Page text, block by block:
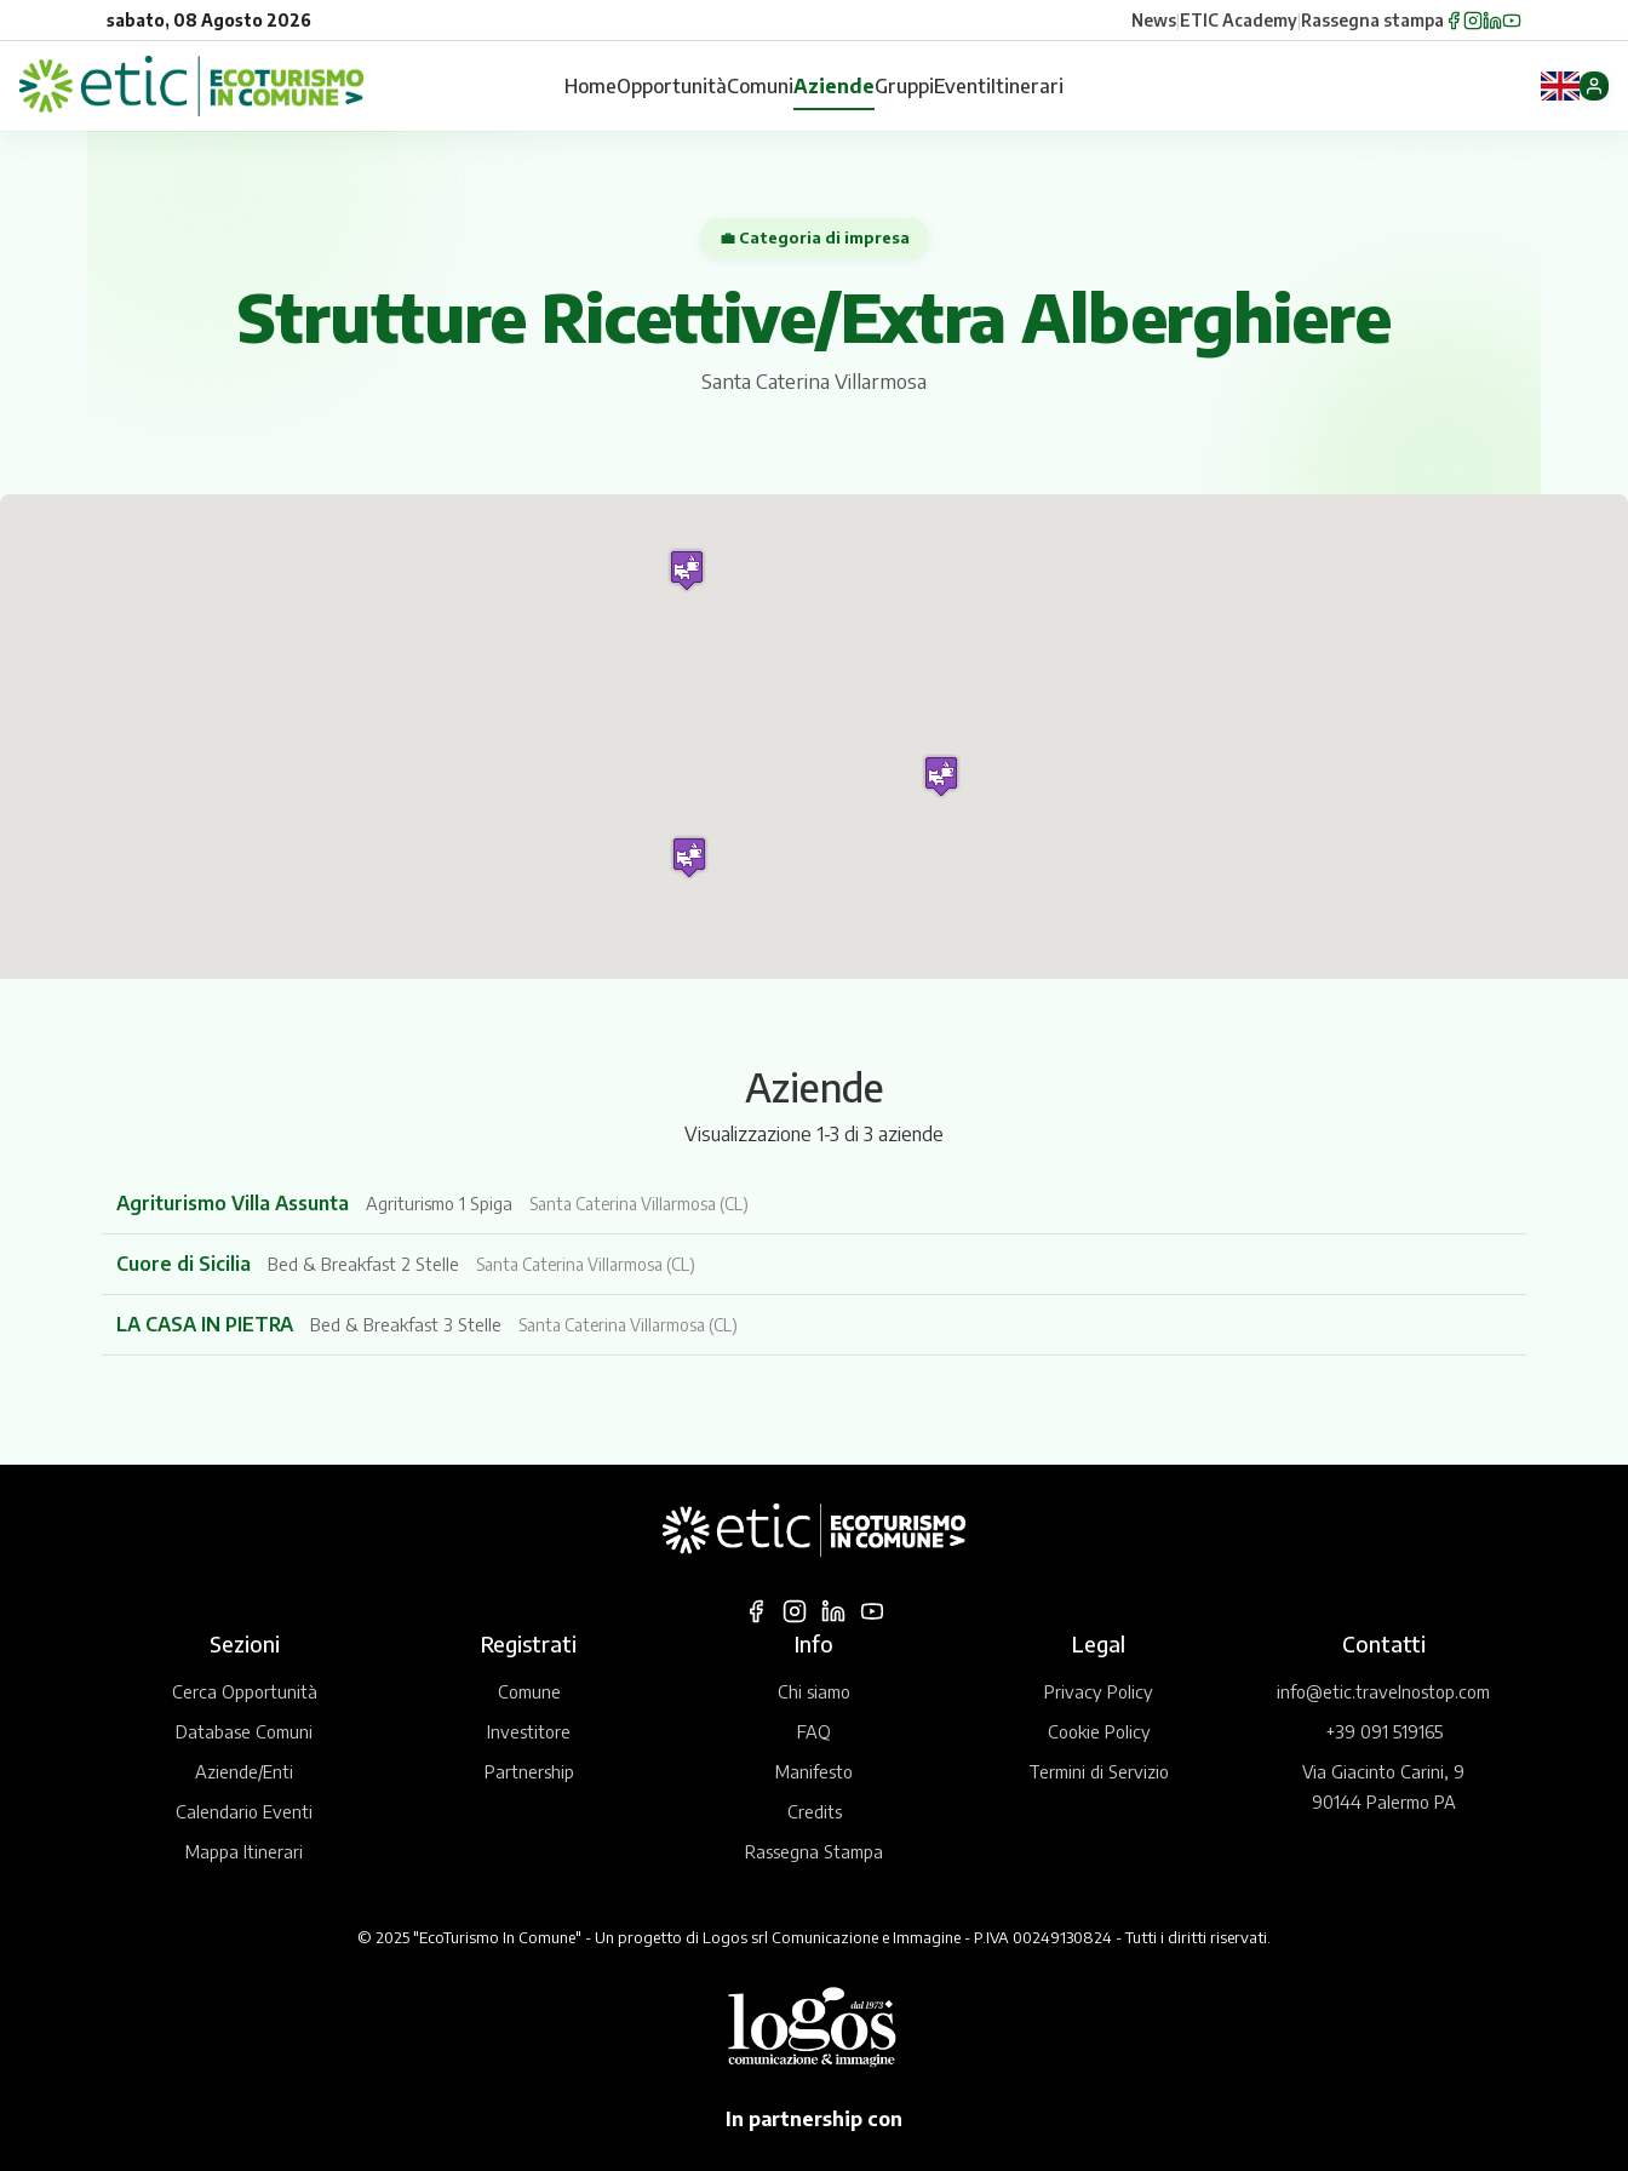
sabato, 08 Agosto 2026 News|ETIC Academy|Rassegna stampa
HomeOpportunitàComuniAziendeGruppiEventiItinerari
💼 Categoria di impresa
Strutture Ricettive/Extra Alberghiere
Santa Caterina Villarmosa
Aziende
Visualizzazione 1-3 di 3 aziende
Agriturismo Villa Assunta Agriturismo 1 Spiga Santa Caterina Villarmosa (CL)
Cuore di Sicilia Bed & Breakfast 2 Stelle Santa Caterina Villarmosa (CL)
LA CASA IN PIETRA Bed & Breakfast 3 Stelle Santa Caterina Villarmosa (CL)
Sezioni
Cerca Opportunità
Database Comuni
Aziende/Enti
Calendario Eventi
Mappa Itinerari
Registrati
Comune
Investitore
Partnership
Info
Chi siamo
FAQ
Manifesto
Credits
Rassegna Stampa
Legal
Privacy Policy
Cookie Policy
Termini di Servizio
Contatti
info@etic.travelnostop.com
+39 091 519165
Via Giacinto Carini, 9
90144 Palermo PA
© 2025 "EcoTurismo In Comune" - Un progetto di Logos srl Comunicazione e Immagine - P.IVA 00249130824 - Tutti i diritti riservati.
In partnership con